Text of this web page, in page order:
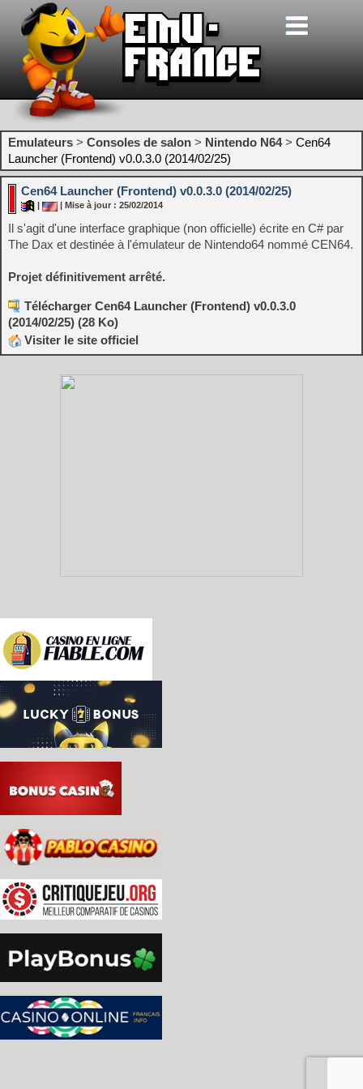
Emulateurs > Consoles de salon > Nintendo N64> Cen64
Launcher (Frontend) v0.0.3.0 (2014/02/25)
Cen64 Launcher (Frontend) v0.0.3.0 (2014/02/25)
| Mise à jour : 25/02/2014
Il s'agit d'une interface graphique (non officielle) écrite en C# par
The Dax et destinée à l'émulateur de Nintendo64 nommé CEN64.
Projet définitivement arrêté.
Télécharger Cen64 Launcher (Frontend) v0.0.3.0
(2014/02/25) (28 Ko)
Visiter le site officiel